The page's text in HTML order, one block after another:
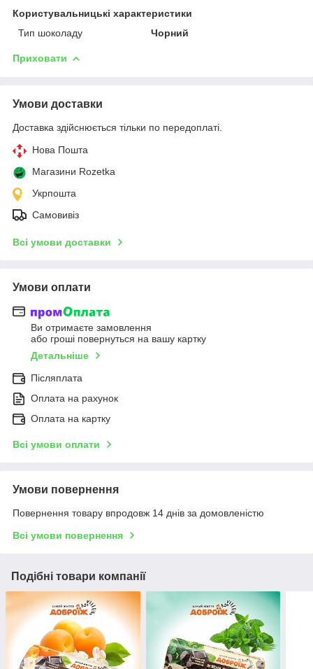
Користувальницькі характеристики
Тип шоколаду
Чорний
Приховати
Умови доставки
Доставка здійснюється тільки по передоплаті.
Нова Пошта
Магазини Rozetka
Укрпошта
Самовивіз
Всі умови доставки
Умови оплати
Ви отримаєте замовлення
або гроші повернуться на вашу картку
Детальніше
Післяплата
Оплата на рахунок
Оплата на картку
Всі умови оплати
Умови повернення
Повернення товару впродовж 14 днів за домовленістю
Всі умови повернення
Подібні товари компанії